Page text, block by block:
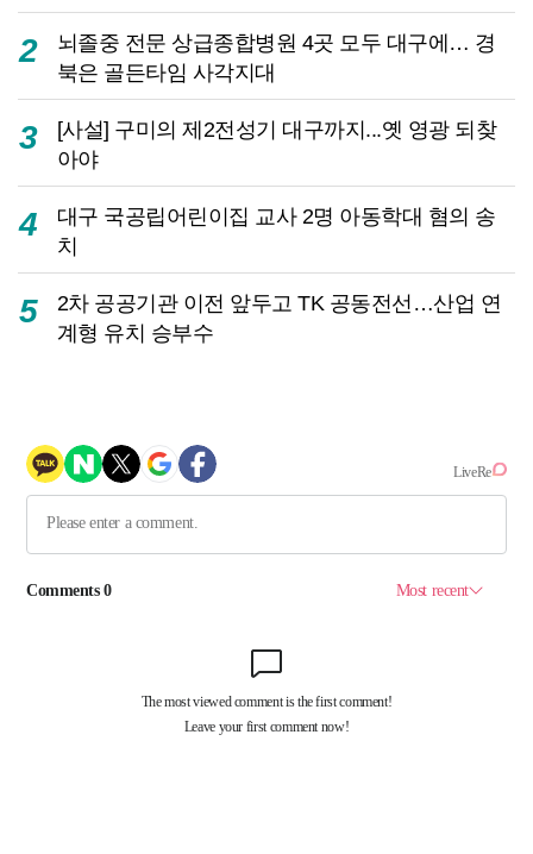
2
뇌졸중 전문 상급종합병원 4곳 모두 대구에… 경
북은 골든타임 사각지대
3
[사설] 구미의 제2전성기 대구까지...옛 영광 되찾
아야
4
대구 국공립어린이집 교사 2명 아동학대 혐의 송
치
5
2차 공공기관 이전 앞두고 TK 공동전선…산업 연
계형 유치 승부수